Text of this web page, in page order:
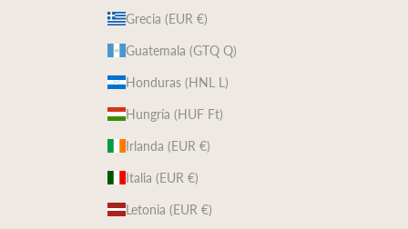
Grecia (EUR €)
Guatemala (GTQ Q)
Honduras (HNL L)
Hungría (HUF Ft)
Irlanda (EUR €)
Italia (EUR €)
Letonia (EUR €)